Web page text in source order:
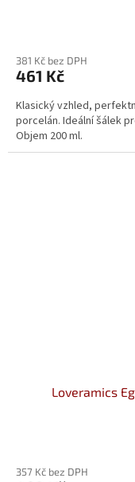
381 Kč bez DPH
461 Kč
Klasický vzhled,
porcelán. Ideální šálek
Objem 200 ml.
Loveramics
357 Kč bez DPH